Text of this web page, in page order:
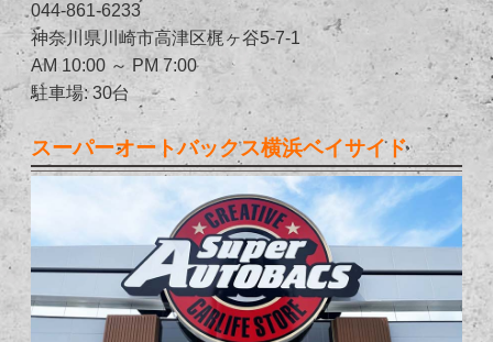
044-861-6233
神奈川県川崎市高津区梶ヶ谷5-7-1
AM 10:00 ～ PM 7:00
駐車場: 30台
スーパーオートバックス横浜ベイサイド